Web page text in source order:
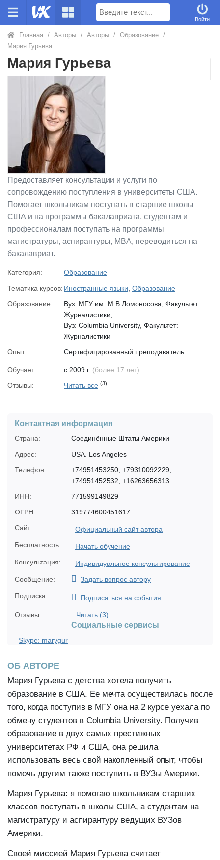
Поиск
Войти
Главная / Авторы / Авторы / Образование /
Мария Гурьева
Мария Гурьева
Предоставляет консультации и услуги по
сопровождению поступления в университеты США.
Помогает школьникам поступать в старшие школы
США и на программы бакалавриата, студентам и
профессионалам поступать на программы
магистратуры, аспирантуры, MBA, переводиться на
бакалавриат.
Категория:
Образование
Тематика курсов: Иностранные языки Образование
Образование:
Вуз: МГУ им. М.В.Ломоносова, Факультет:
Журналистики;
Вуз: Columbia University, Факультет:
Журналистики
Опыт:
Сертифицированный преподаватель
Лучший эксперт России по зарубежному
образованию;
Обучает: с 2009 г. (более 17 лет)
Отзывы:
Читать все (3)
Контактная информация
Страна:
Соединённые Штаты Америки
Адрес:
USA, Los Angeles
Телефон:
+74951453250, +79310092229,
+74951452532, +16263656313
ИНН:
771599149829
ОГРН:
319774600451617
Сайт:
Официальный сайт автора
Бесплатность:
Начать обучение
Консультация:
Индивидуальное консультирование
Сообщение:
Задать вопрос автору
Подписка: Подписаться на события
Отзывы: Читать (3)
Социальные сервисы
Skype: marygur
ОБ АВТОРЕ
Мария Гурьева с детства хотела получить
образование в США. Ее мечта осуществилась после
того, когда поступив в МГУ она на 2 курсе уехала по
обмену студентов в Columbia University. Получив
образование в двух самых престижных
университетах РФ и США, она решила
использовать весь свой накопленный опыт, чтобы
помочь другим также поступить в ВУЗы Америки.
Мария Гурьева: я помогаю школьникам старших
классов поступать в школы США, а студентам на
магистратуру и аспирантуру ведущих ВУЗов
Америки.
Своей миссией Мария Гурьева считает